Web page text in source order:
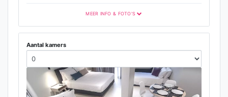
MEER INFO & FOTO'S
Aantal kamers